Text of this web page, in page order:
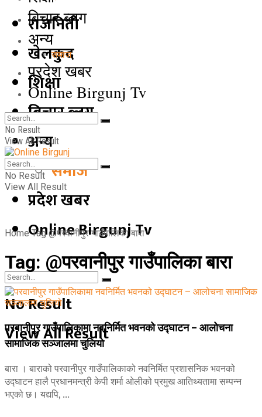
राजनिती
खेलकुद
शिक्षा
बिचार ब्लग
अन्य
समाज
प्रदेश खबर
Online Birgunj Tv
No Result
View All Result
बिचार ब्लग
अन्य
समाज
प्रदेश खबर
Online Birgunj Tv
No Result
View All Result
No Result
View All Result
Home Tag @परवानीपुर गाउँपालिका बारा
Tag: @परवानीपुर गाउँपालिका बारा
परवानीपुर गाउँपालिकामा नवनिर्मित भवनको उद्घाटन – आलोचना
सामाजिक सञ्जालमा चुलियो
बारा । बाराको परवानीपुर गाउँपालिकाको नवनिर्मित प्रशासनिक भवनको
उद्घाटन हालै प्रधानमन्त्री केपी शर्मा ओलीको प्रमुख आतिथ्यतामा सम्पन्न
भएको छ। यद्यपि, ...